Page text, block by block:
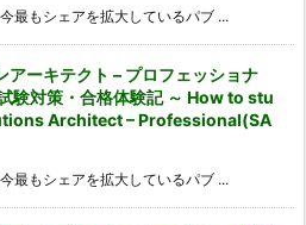
最もシェアを拡大しているパブ ...
アーキテクト – プロフェッショナ
験対策・合格体験記 ～ How to stu
Architect – Professional(SA
最もシェアを拡大しているパブ ...